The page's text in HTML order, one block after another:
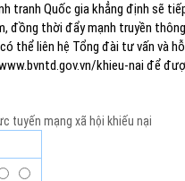
tranh Quốc gia khẳng định sẽ
đồng thời đẩy mạnh truyền
thể liên hệ Tổng đài tư vấn và
khieu-nai để
tuyến mạng xã hội khiếu nại